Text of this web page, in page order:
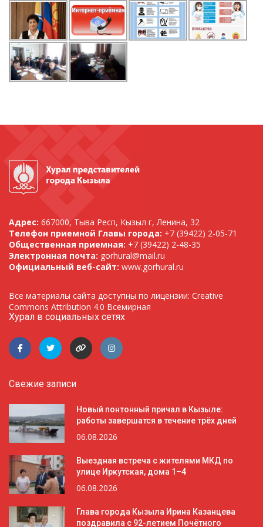
Адрес: 667000, Тыва Респ, Кызыл г, Ленина, 32
Телефон приемной Главы города: +7 (39422) 2-05-71
Общественная приемная: +7 (39422) 2-48-35
Электронная почта: gorhural@mail.ru
Официальный веб-сайт: www.gorhural.ru
Все материалы сайта доступны по лицензии: Creative
Commons Attribution 4.0 Всемирная
Хурал в социальных сетях
Свежие записи
Новый понтонный причал в Кызыле:
работы завершатся в течение трёх дней
06.08.2026
Выездная встреча с жителями МКД по
улице Иркутская, дома 1–4
06.08.2026
Глава города Кызыла Ирина Казанцева
поздравила с 92-летием Почётного